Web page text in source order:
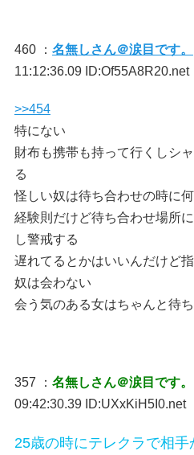
460 ： 名無しさん＠涙目です。
11:12:36.09 ID:Of55A8R20.net
>>454
特にない
財布も携帯も持って行くしシ
る
怪しい奴は待ち合わせの時に
経験則だけど待ち合わせ場所
し警戒する
遅れてるとかはいいんだけど
奴は会わない
会う気のある女はちゃんと待
357 ： 名無しさん＠涙目です。
09:42:30.39 ID:UXxKiH5I0.net
25歳の時にテレクラで相